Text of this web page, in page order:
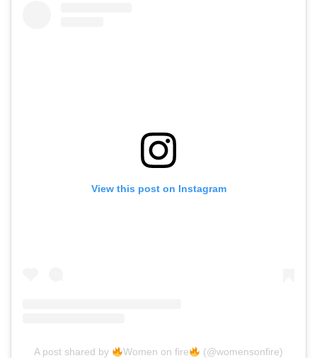
View this post on Instagram
A post shared by Women on fire (@womensonfire)